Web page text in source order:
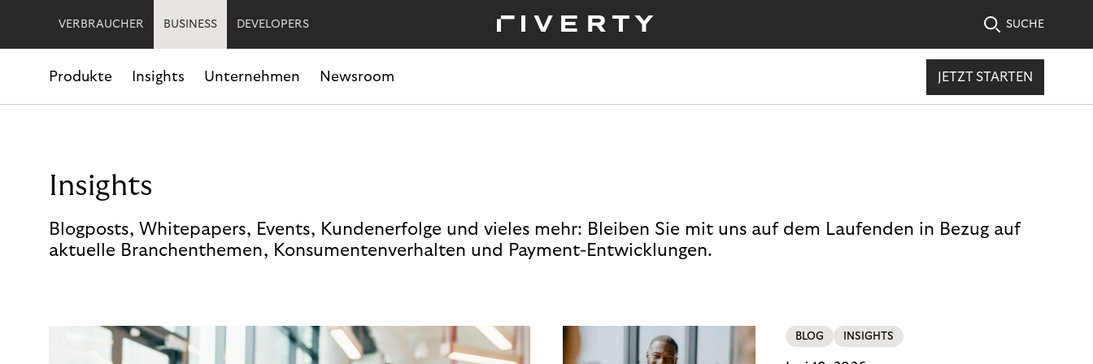
VERBRAUCHER BUSINESS DEVELOPERS SUCHE
Produkte Insights Unternehmen Newsroom JETZT STARTEN
Insights
Blogposts, Whitepapers, Events, Kundenerfolge und vieles mehr: Bleiben Sie mit uns auf dem Laufenden in Bezug auf
aktuelle Branchenthemen, Konsumentenverhalten und Payment-Entwicklungen.
BLOG INSIGHTS